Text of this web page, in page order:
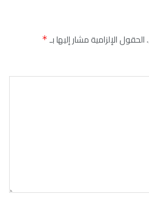
الحقول الإلزامية مشار إليها بـ*